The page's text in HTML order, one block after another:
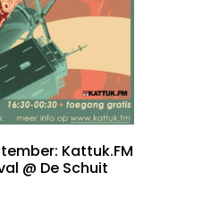
Kattuk.FM
@ De Schuit